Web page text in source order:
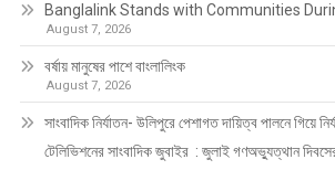
Banglalink Stands with Communities
August 7, 2026
বর্ষায় মানুষের পাশে বাংলালিংক
August 7, 2026
সাংবাদিক নির্যাতন- উলিপুরে পেশাগত দায়িত্ব পালনে গিয়ে
টেলিভিশনের সাংবাদিক জুবাইর : জুলাই গণঅভ্যুত্থান